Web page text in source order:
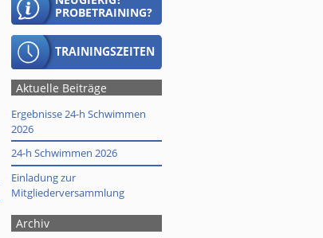
Aktuelle Beiträge
Ergebnisse 24-h Schwimmen
2026
24-h Schwimmen 2026
Einladung zur
Mitgliederversammlung
Archiv